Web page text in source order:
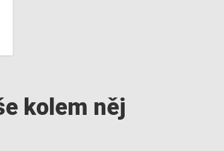
kolem něj